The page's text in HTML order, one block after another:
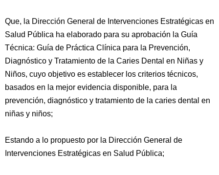
Que, la Dirección General de Intervenciones Estratégicas en
Salud Pública ha elaborado para su aprobación la Guía
Técnica: Guía de Práctica Clínica para la Prevención,
Diagnóstico y Tratamiento de la Caries Dental en Niñas y
Niños, cuyo objetivo es establecer los criterios técnicos,
basados en la mejor evidencia disponible, para la
prevención, diagnóstico y tratamiento de la caries dental en
niñas y niños;
Estando a lo propuesto por la Dirección General de
Intervenciones Estratégicas en Salud Pública;